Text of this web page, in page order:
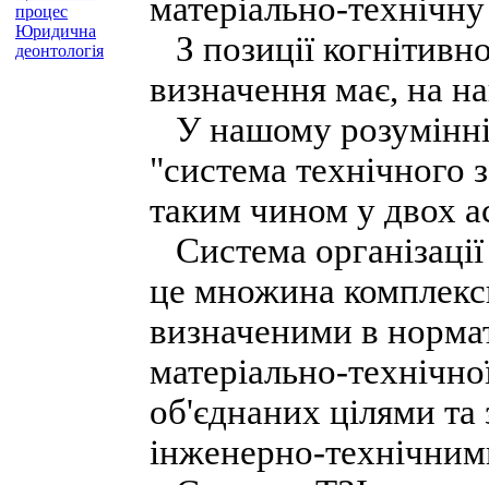
процес
Юридична
деонтологія
матеріально-
З позиції
визначення має, на
У нашому розумінні
"система технічного
таким чином у двох
Система
це множина
визначеними в
матеріально-
об'єднаних цілями та
інженерно-